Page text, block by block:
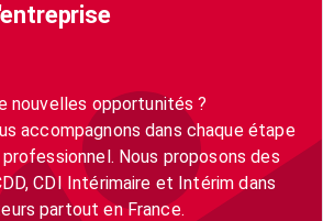
nouvelles opportunités ?
accompagnons dans chaque étape
Nous proposons des
CDI Intérimaire et Intérim dans
partout en France.